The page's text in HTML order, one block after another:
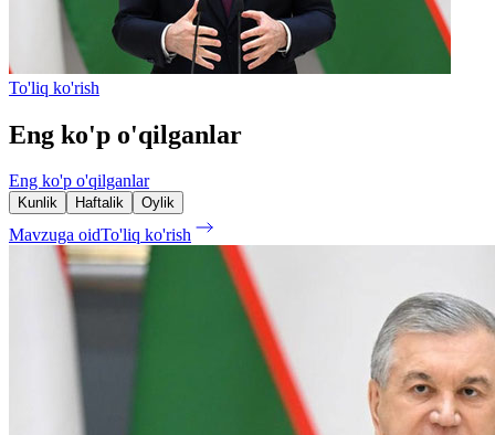
To'liq ko'rish
Eng ko'p o'qilganlar
Eng ko'p o'qilganlar
Kunlik Haftalik Oylik
Mavzuga oidTo'liq ko'rish